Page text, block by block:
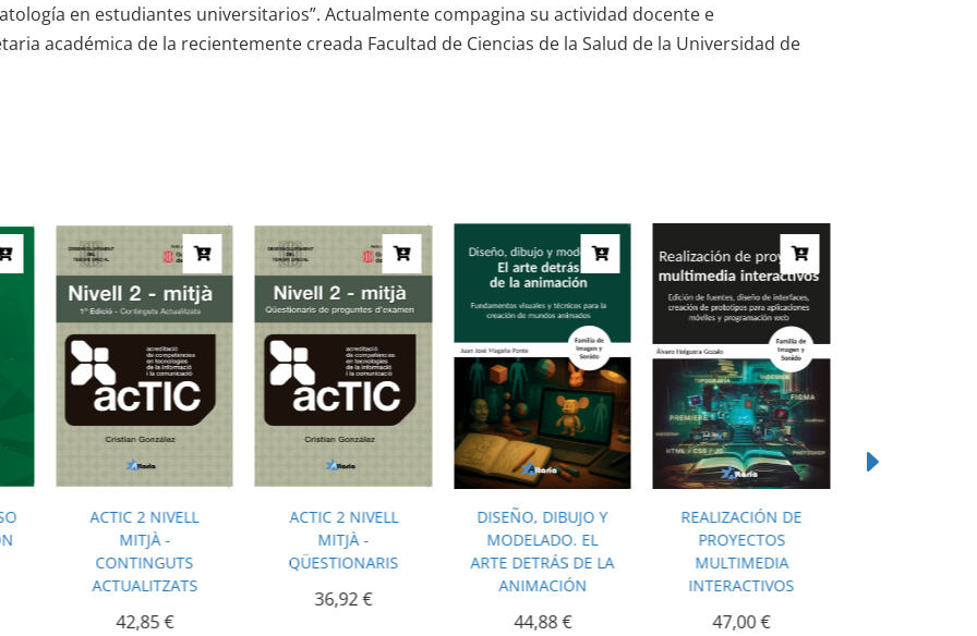
en estudiantes universitarios”. Actualmente compagina su actividad docente e
académica de la recientemente creada Facultad de Ciencias de la Salud de la Universidad de
ACTIC 2 NIVELL
MITJÀ -
CONTINGUTS
ACTUALITZATS
42,85€
ACTIC 2 NIVELL
MITJÀ -
QÜESTIONARIS
36,92€
DISEÑO, DIBUJO Y
MODELADO. EL
ARTE DETRÁS DE LA
ANIMACIÓN
44,88€
REALIZACIÓN DE
PROYECTOS
MULTIMEDIA
INTERACTIVOS
47,00€